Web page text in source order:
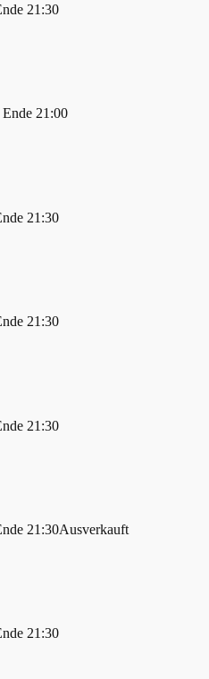
21:30
Ende 21:00
21:30
21:30
21:30
21:30Ausverkauft
21:30